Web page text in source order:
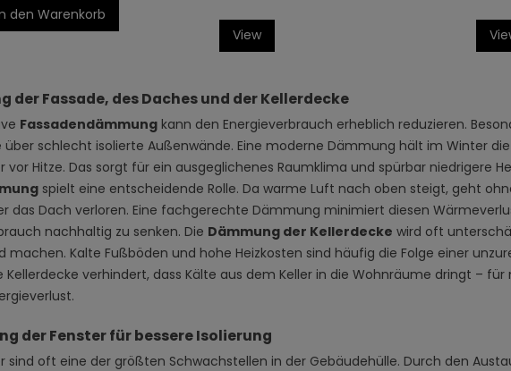
den Warenkorb
View
der Fassade, des Daches und der Kellerdecke
Fassadendämmungkann den Energieverbrauch erheblich reduzieren.
über schlecht isolierte Außenwände. Eine moderne Dämmung hält im Winter
vor Hitze. Das sorgt für ein ausgeglichenes Raumklima und spürbar niedrigere
spielt eine entscheidende Rolle. Da warme Luft nach oben steigt, geht
das Dach verloren. Eine fachgerechte Dämmung minimiert diesen
nachhaltig zu senken. Die Dämmung der Kellerdecke wird oft
machen. Kalte Fußböden und hohe Heizkosten sind häufig die Folge einer
verhindert, dass Kälte aus dem Keller in die Wohnräume dringt –
der Fenster für bessere Isolierung
sind oft eine der größten Schwachstellen in der Gebäudehülle. Durch den